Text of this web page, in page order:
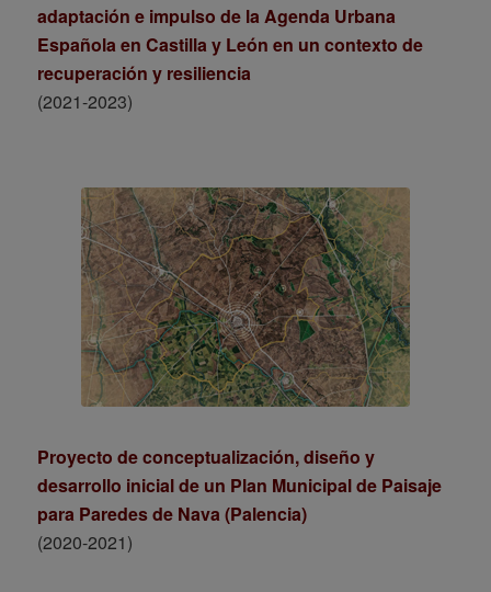
adaptación e impulso de la Agenda Urbana
Española en Castilla y León en un contexto de
recuperación y resiliencia
(2021-2023)
Proyecto de conceptualización, diseño y
desarrollo inicial de un Plan Municipal de Paisaje
para Paredes de Nava (Palencia)
(2020-2021)